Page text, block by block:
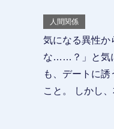
人間関係
気になる異性か
な……？」と気
も、デートに
こと。 しかし